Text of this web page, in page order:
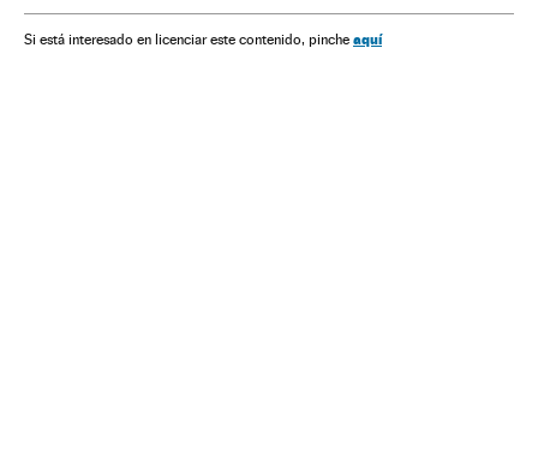
Si está interesado en licenciar este contenido, pinche aquí